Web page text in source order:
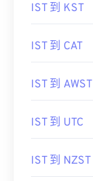
IST 到 KST
IST 到 CAT
IST 到 AWST
IST 到 UTC
IST 到 NZST